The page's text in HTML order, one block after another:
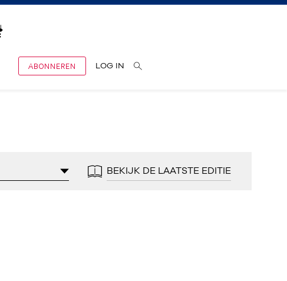
ABONNEREN LOG IN
BEKIJK DE LAATSTE EDITIE